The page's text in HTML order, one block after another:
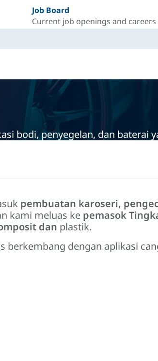
Job Board
Current job openings and careers
bodi, penyegelan, dan baterai
pembuatan karoseri,
kami meluas ke pemasok
dan plastik.
dengan aplikasi